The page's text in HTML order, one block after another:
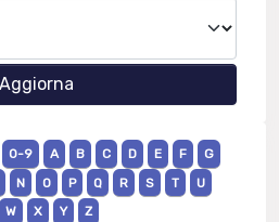
0-9 A B C D E F
G
N O P Q R S T
U
W X Y Z